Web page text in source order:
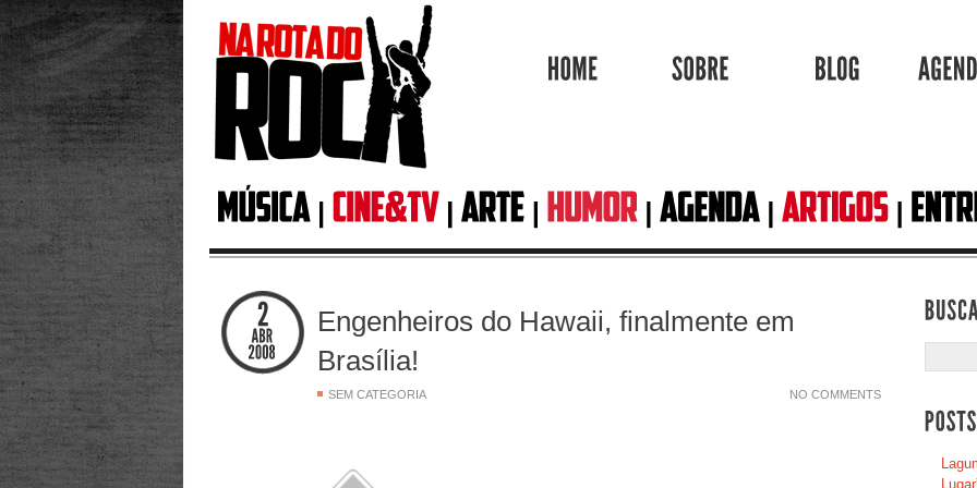
Engenheiros do Hawaii, finalmente em
Brasília!
SEM CATEGORIA NO COMMENTS